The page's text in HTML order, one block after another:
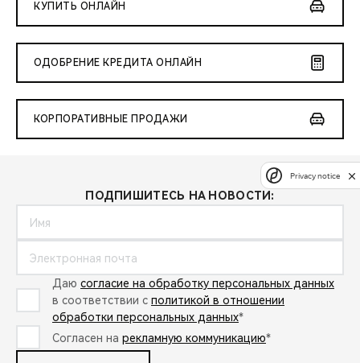
КУПИТЬ ОНЛАЙН
ОДОБРЕНИЕ КРЕДИТА ОНЛАЙН
КОРПОРАТИВНЫЕ ПРОДАЖИ
ПОДПИШИТЕСЬ НА НОВОСТИ:
Даю согласие на обработку персональных данных
в соответствии с политикой в отношении
обработки персональных данных*
Согласен на рекламную коммуникацию*
Privacy notice